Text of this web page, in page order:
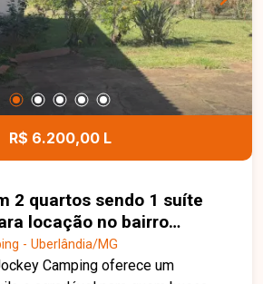
R$ 6.200,00 L
2 quartos sendo 1 suíte
locação no bairro
em Uberlândia-MG
- Uberlândia/MG
Camping oferece um